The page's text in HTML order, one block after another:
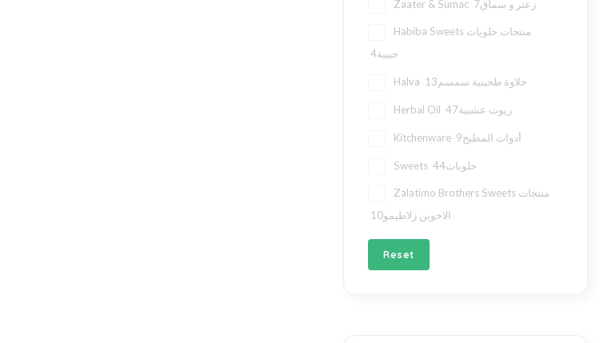
Zaater & Sumac زعتر و سماق7
Habiba Sweets منتجات حلويات
حبيبة4
Halva حلاوة طحينية سمسم13
Herbal Oil زيوت عشبية47
Kitchenware أدوات المطبخ9
Sweets حلويات44
Zalatimo Brothers Sweets منتجات
الاخوين زلاطيمو10
Reset